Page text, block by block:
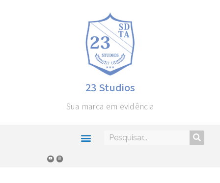
23 Studios
Sua marca em evidência